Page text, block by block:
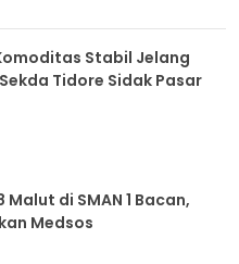
Stabil Jelang
Tidore Sidak Pasar
di SMAN 1 Bacan,
Medsos